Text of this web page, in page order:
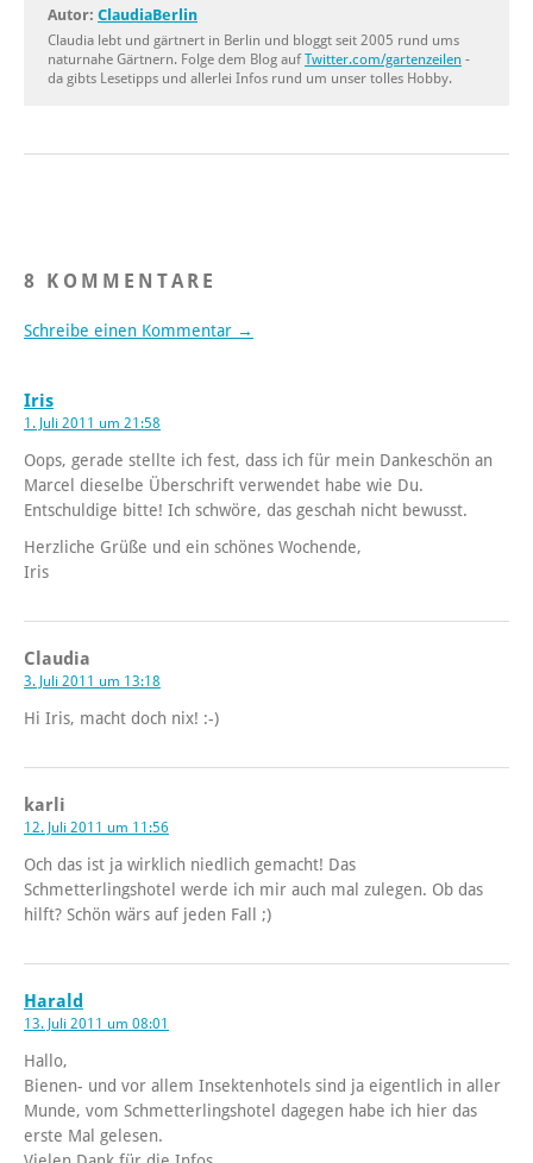
Autor: ClaudiaBerlin
Claudia lebt und gärtnert in Berlin und bloggt seit 2005 rund ums
naturnahe Gärtnern. Folge dem Blog aufTwitter.com/gartenzeilen -
da gibts Lesetipps und allerlei Infos rund um unser tolles Hobby.
8 KOMMENTARE
Schreibe einen Kommentar →
Iris
1. Juli 2011 um 21:58
Oops, gerade stellte ich fest, dass ich für mein Dankeschön an
Marcel dieselbe Überschrift verwendet habe wie Du.
Entschuldige bitte! Ich schwöre, das geschah nicht bewusst.
Herzliche Grüße und ein schönes Wochende,
Iris
Claudia
3. Juli 2011 um 13:18
Hi Iris, macht doch nix! :-)
karli
12. Juli 2011 um 11:56
Och das ist ja wirklich niedlich gemacht! Das
Schmetterlingshotel werde ich mir auch mal zulegen. Ob das
hilft? Schön wärs auf jeden Fall ;)
Harald
13. Juli 2011 um 08:01
Hallo,
Bienen- und vor allem Insektenhotels sind ja eigentlich in aller
Munde, vom Schmetterlingshotel dagegen habe ich hier das
erste Mal gelesen.